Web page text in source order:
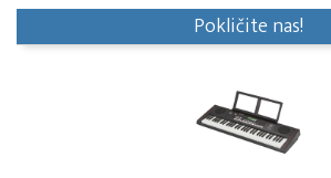
Pokličite nas!